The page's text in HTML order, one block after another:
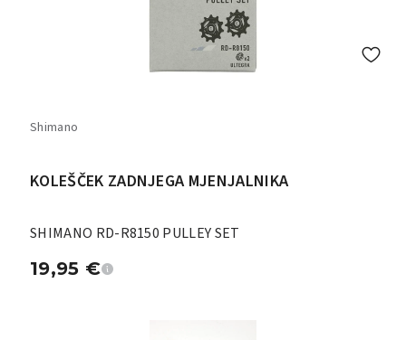
Shimano
KOLEŠČEK ZADNJEGA MJENJALNIKA
SHIMANO RD-R8150 PULLEY SET
19,95 €